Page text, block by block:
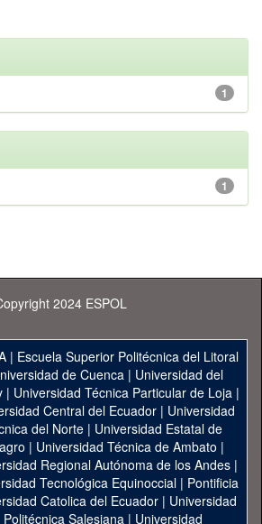
1
1
2024 ESPOL
| Escuela Superior Politécnica del Litoral
de Cuenca| Universidad del
| Universidad Técnica Particular de Loja|
Central del Ecuador| Universidad
del Norte | Universidad Estatal de
| Universidad Técnica de Ambato |
Regional Autónoma de los Andes|
Tecnológica Equinoccial| Pontificia
Catolica del Ecuador | Universidad
Politécnica Salesiana | Universidad